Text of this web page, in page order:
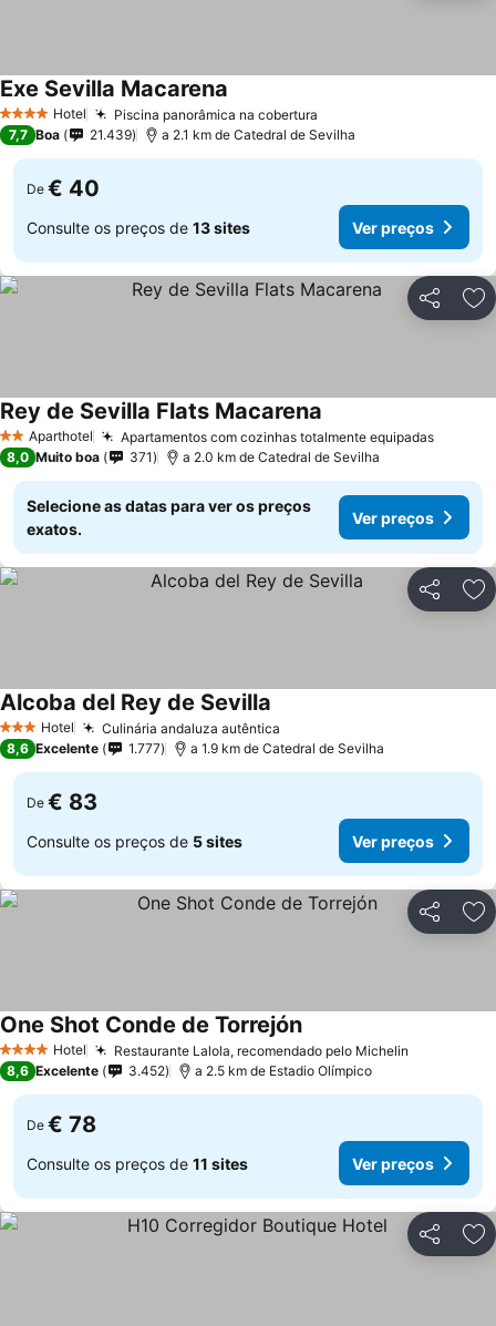
4 EstrelasHotel Piscina panorâmica na cobertura
Exe Sevilla Macarena
7,7 Boa 21.439 a 2.1 km de Catedral de Sevilha
De € 40
Consulte os preços de 13 sites Ver preços
Partilhar
2 EstrelasAparthotel Apartamentos com cozinhas totalmente equipadasVer
Rey de Sevilla Flats Macarena
8,0 Muito boa 371 a 2.0 km de Catedral de Sevilha
Selecione as datas para ver os preços
exatos.
Ver preços
Partilhar
3 EstrelasHotel Culinária andaluza autêntica
Alcoba del Rey de Sevilla
8,6 Excelente 1.777 a 1.9 km de Catedral de Sevilha
De € 83
Consulte os preços de 5 sites Ver preços
Partilhar
4 EstrelasHotel Restaurante Lalola, recomendado pelo Michelin
One Shot Conde de TorrejónVer preços
8,6 Excelente 3.452 a 2.5 km de Estadio Olímpico
De € 78
Consulte os preços de 11 sites Ver preços
Partilhar